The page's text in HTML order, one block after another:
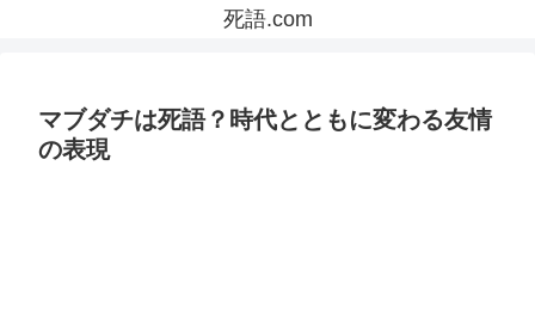
死語.com
マブダチは死語？時代とともに変わる友情
の表現